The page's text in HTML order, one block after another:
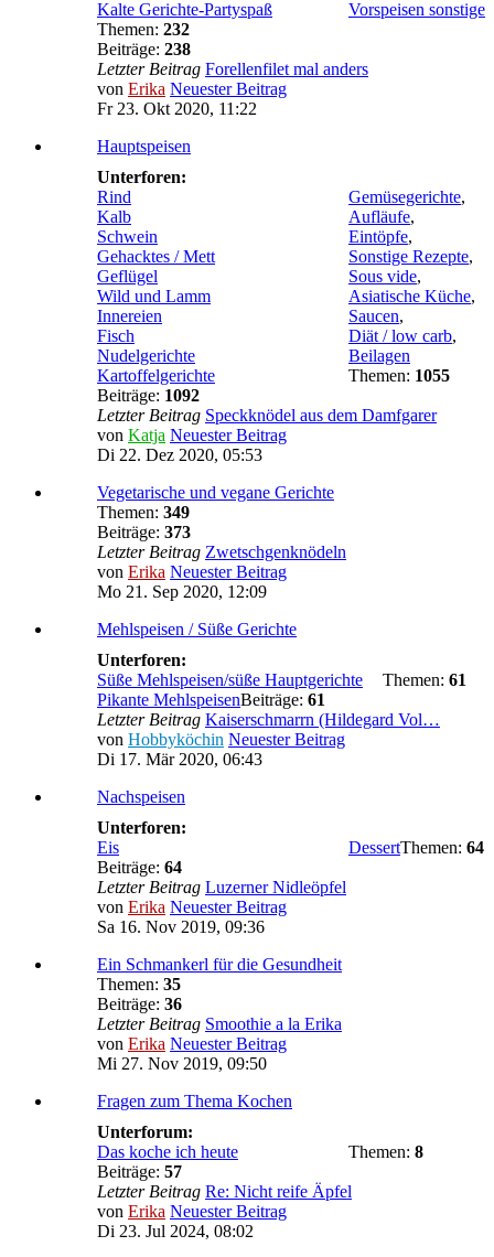
Kalte Gerichte-Partyspaß
Vorspeisen sonstige
Themen: 232
Beiträge: 238
Letzter Beitrag Forellenfilet mal anders
von Erika Neuester Beitrag
Fr 23. Okt 2020, 11:22
Hauptspeisen
Unterforen:
Rind
Kalb
Schwein
Gehacktes / Mett
Geflügel
Wild und Lamm
Innereien
Fisch
Nudelgerichte
Kartoffelgerichte
Gemüsegerichte,
Aufläufe,
Eintöpfe,
Sonstige Rezepte,
Sous vide,
Asiatische Küche,
Saucen,
Diät / low carb,
Beilagen
Themen: 1055
Beiträge: 1092
Letzter Beitrag Speckknödel aus dem Damfgarer
von Katja Neuester Beitrag
Di 22. Dez 2020, 05:53
Vegetarische und vegane Gerichte
Themen: 349
Beiträge: 373
Letzter Beitrag Zwetschgenknödeln
von Erika Neuester Beitrag
Mo 21. Sep 2020, 12:09
Mehlspeisen / Süße Gerichte
Unterforen:
Süße Mehlspeisen/süße Hauptgerichte
Pikante Mehlspeisen
Themen: 61
Beiträge: 61
Letzter Beitrag Kaiserschmarrn (Hildegard Vol…
von Hobbyköchin Neuester Beitrag
Di 17. Mär 2020, 06:43
Nachspeisen
Unterforen:
Eis
DessertThemen: 64
Beiträge: 64
Letzter Beitrag Luzerner Nidleöpfel
von Erika Neuester Beitrag
Sa 16. Nov 2019, 09:36
Ein Schmankerl für die Gesundheit
Themen: 35
Beiträge: 36
Letzter Beitrag Smoothie a la Erika
von Erika Neuester Beitrag
Mi 27. Nov 2019, 09:50
Fragen zum Thema Kochen
Unterforum:
Das koche ich heute
Themen: 8
Beiträge: 57
Letzter Beitrag Re: Nicht reife Äpfel
von Erika Neuester Beitrag
Di 23. Jul 2024, 08:02